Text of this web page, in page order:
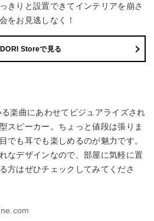
きりと設置できてインテリアを崩さ
をお見逃しなく！
Storeで見る
楽曲にあわせてビジュアライズされ
スピーカー。ちょっと値段は張りま
でも耳でも楽しめるのが魅力です。
なデザインなので、部屋に気軽に置
方はぜひチェックしてみてくださ